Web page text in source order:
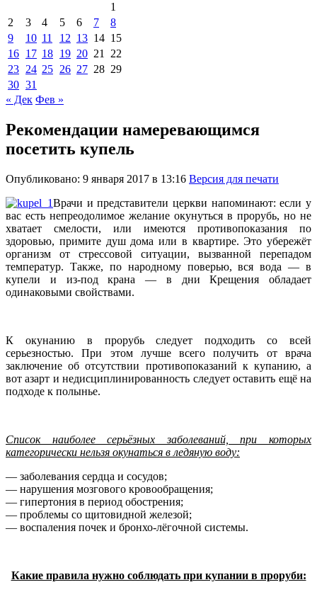
1
2
3 4 5 6 7
8
9
10 11 12 13 14 15
16 17 18 19 20 21
22
23 24 25 26 27 28 29
30 31
« Дек Фев »
Рекомендации намеревающимся
посетить купель
Опубликовано: 9 января 2017 в 13:16 Версия для печати
Врачи и представители церкви напоминают: если у
вас есть непреодолимое желание окунуться в прорубь, но не
хватает смелости, или имеются противопоказания по
здоровью, примите душ дома или в квартире. Это убережёт
организм от стрессовой ситуации, вызванной перепадом
температур. Также, по народному поверью, вся вода — в
купели и из-под крана — в дни Крещения обладает
одинаковыми свойствами.
К окунанию в прорубь следует подходить со всей
серьезностью. При этом лучше всего получить от врача
заключение об отсутствии противопоказаний к купанию, а
вот азарт и недисциплинированность следует оставить ещё на
подходе к полынье.
Список наиболее серьёзных заболеваний, при которых
категорически нельзя окунаться в ледяную воду:
— заболевания сердца и сосудов;
— нарушения мозгового кровообращения;
— гипертония в период обострения;
— проблемы со щитовидной железой;
— воспаления почек и бронхо-лёгочной системы.
Какие правила нужно соблюдать при купании в проруби: